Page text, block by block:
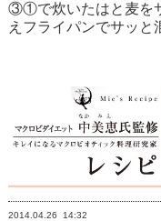
③①で炊いたはと麦を
えフライパンでサッと
2014.04.26 14:32